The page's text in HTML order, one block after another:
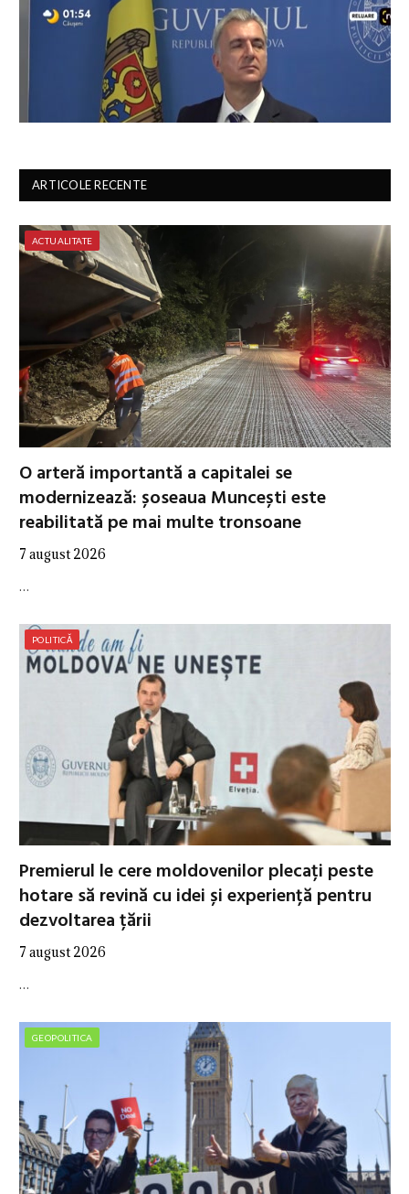
ARTICOLE RECENTE
ACTUALITATE
O arteră importantă a capitalei se
modernizează: șoseaua Muncești este
reabilitată pe mai multe tronsoane
7 august 2026
…
POLITICĂ
Premierul le cere moldovenilor plecați peste
hotare să revină cu idei și experiență pentru
dezvoltarea țării
7 august 2026
…
GEOPOLITICA